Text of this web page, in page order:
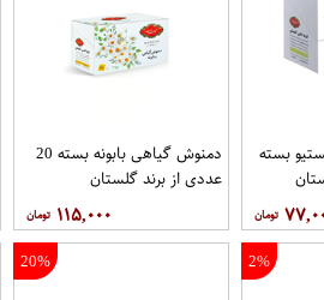
بسته
دمنوش گیاهی بابونه بسته 20
عددی از برند گلستان
۱۱۵,۰۰۰
2%
20%